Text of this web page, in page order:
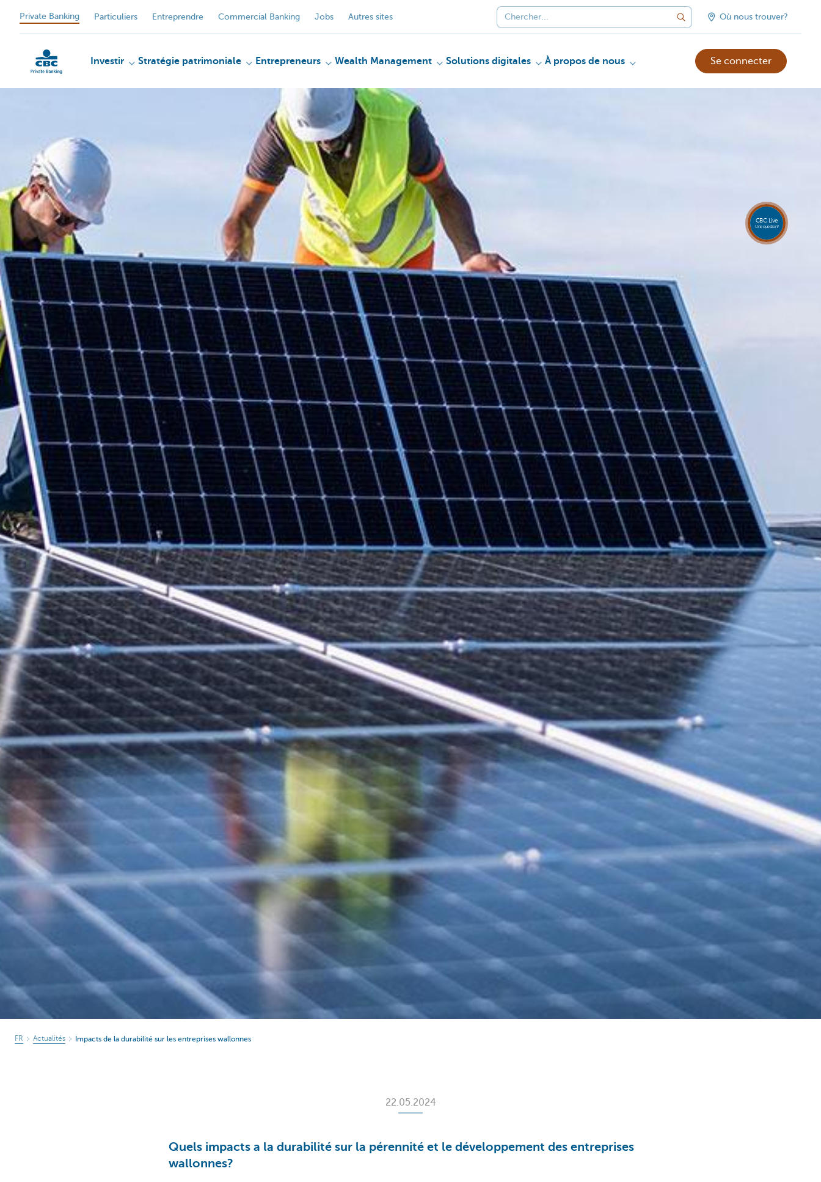
Private Banking Particuliers Entreprendre Commercial Banking Jobs Autres sites Où nous trouver?
Investir Stratégie patrimoniale Entrepreneurs Wealth Management Solutions digitales À propos de nous Se connecter
FR Actualités Impacts de la durabilité sur les entreprises wallonnes
22.05.2024
Quels impacts a la durabilité sur la pérennité et le développement des entreprises
wallonnes?
CBC Live
Une question?